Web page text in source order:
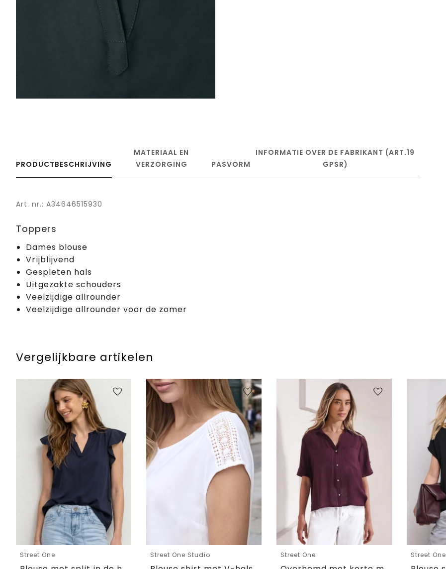
PRODUCTBESCHRIJVING
MATERIAAL EN
VERZORGING
PASVORM
INFORMATIE OVER DE FABRIKANT (ART.19
GPSR)
Art. nr.: A34646515930
Toppers
Dames blouse
Vrijblijvend
Gespleten hals
Uitgezakte schouders
Veelzijdige allrounder
Veelzijdige allrounder voor de zomer
Vergelijkbare artikelen
Street One Street One Studio Street One Street One